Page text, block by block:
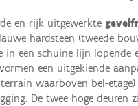
en rijk uitgewerkte
hardsteen (tweede
in een schuine lijn lopende
een uitgekiende
waarboven bel-
De twee hoge